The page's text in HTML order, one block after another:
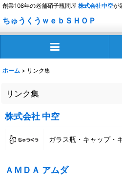
創業108年の老舗硝子瓶問屋 株式会社中空が
ちゅうくうｗｅｂＳＨＯＰ
ホーム > リンク集
リンク集
株式会社 中空
ガラス瓶・キャップ・
ＡＭＤＡ アムダ